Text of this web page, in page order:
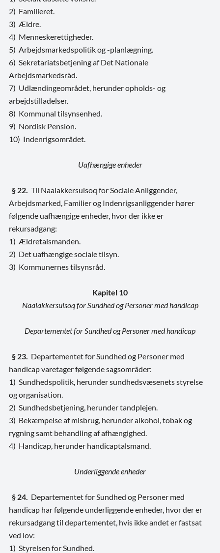
2) Familieret.
3) Ældre.
4) Menneskerettigheder.
5) Arbejdsmarkedspolitik og -planlægning.
6) Sekretariatsbetjening af Det Nationale
Arbejdsmarkedsråd.
7) Udlændingeområdet, herunder opholds- og
arbejdstilladelser.
8) Kommunal tilsynsenhed.
9) Nordisk Pension.
10) Indenrigsområdet.
Uafhængige enheder
§ 22. Til Naalakkersuisoq for Sociale Anliggender,
Arbejdsmarked, Familier og Indenrigsanliggender hører
følgende uafhængige enheder, hvor der ikke er
rekursadgang:
1) Ældretalsmanden.
2) Det uafhængige sociale tilsyn.
3) Kommunernes tilsynsråd.
Kapitel 10
Naalakkersuisoq for Sundhed og Personer med handicap
Departementet for Sundhed og Personer med handicap
§ 23. Departementet for Sundhed og Personer med
handicap varetager følgende sagsområder:
1) Sundhedspolitik, herunder sundhedsvæsenets styrelse
og organisation.
2) Sundhedsbetjening, herunder tandplejen.
3) Bekæmpelse af misbrug, herunder alkohol, tobak og
rygning samt behandling af afhængighed.
4) Handicap, herunder handicaptalsmand.
Underliggende enheder
§ 24. Departementet for Sundhed og Personer med
handicap har følgende underliggende enheder, hvor der er
rekursadgang til departementet, hvis ikke andet er fastsat
ved lov:
1) Styrelsen for Sundhed.